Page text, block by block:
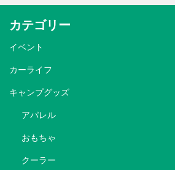
カテゴリー
イベント
カーライフ
キャンプグッズ
アパレル
おもちゃ
クーラー